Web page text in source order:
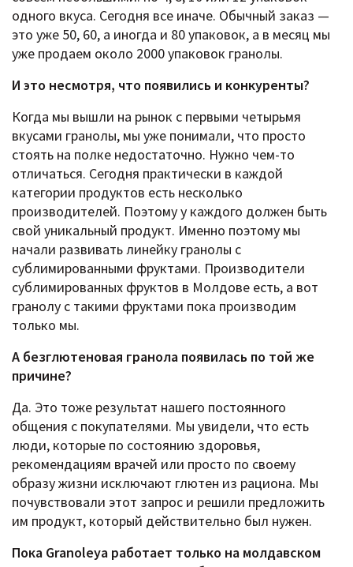
одного вкуса. Сегодня все иначе. Обычный заказ —
это уже 50, 60, а иногда и 80 упаковок, а в месяц мы
уже продаем около 2000 упаковок гранолы.
И это несмотря, что появились и конкуренты?
Когда мы вышли на рынок с первыми четырьмя
вкусами гранолы, мы уже понимали, что просто
стоять на полке недостаточно. Нужно чем-то
отличаться. Сегодня практически в каждой
категории продуктов есть несколько
производителей. Поэтому у каждого должен быть
свой уникальный продукт. Именно поэтому мы
начали развивать линейку гранолы с
сублимированными фруктами. Производители
сублимированных фруктов в Молдове есть, а вот
гранолу с такими фруктами пока производим
только мы.
А безглютеновая гранола появилась по той же
причине?
Да. Это тоже результат нашего постоянного
общения с покупателями. Мы увидели, что есть
люди, которые по состоянию здоровья,
рекомендациям врачей или просто по своему
образу жизни исключают глютен из рациона. Мы
почувствовали этот запрос и решили предложить
им продукт, который действительно был нужен.
Пока Granoleya работает только на молдавском